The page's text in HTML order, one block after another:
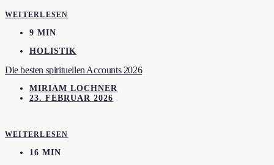
WEITERLESEN
9 MIN
HOLISTIK
Die besten spirituellen Accounts 2026
MIRIAM LOCHNER
23. FEBRUAR 2026
WEITERLESEN
16 MIN